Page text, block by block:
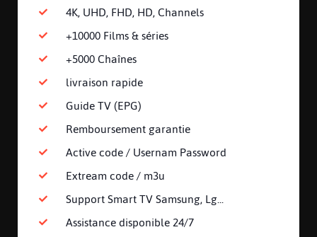
4K, UHD, FHD, HD, Channels
+10000 Films & séries
+5000 Chaînes
livraison rapide
Guide TV (EPG)
Remboursement garantie
Active code / Usernam Password
Extream code / m3u
Support Smart TV Samsung, Lg...
Assistance disponible 24/7